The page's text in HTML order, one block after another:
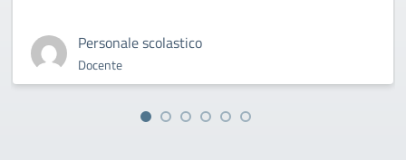
Personale scolastico
Docente